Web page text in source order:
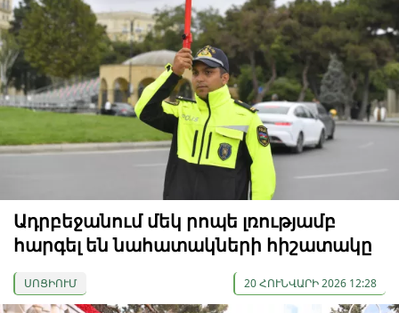
Ադրբեջանում մեկ րոպե լռությամբ
հարգել են նահատակների հիշատակը
ՍՈՑԻՈՒՄ 20 ՀՈՒՆՎԱՐԻ 2026 12:28